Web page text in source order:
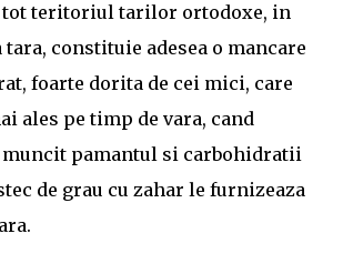
tot teritoriul tarilor ortodoxe, in
tara, constituie adesea o mancare
foarte dorita de cei mici, care
ales pe timp de vara, cand
muncit pamantul si carbohidratii
de grau cu zahar le furnizeaza